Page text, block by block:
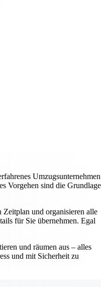
Umzugsunternehmen
Vorgehen sind die Grundlage
Zeitplan und organisieren alle
für Sie übernehmen. Egal
und räumen aus – alles
und mit Sicherheit zu